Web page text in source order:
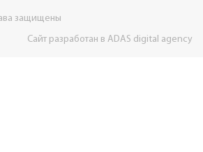
защищены
Сайт разработан в ADAS digital agency